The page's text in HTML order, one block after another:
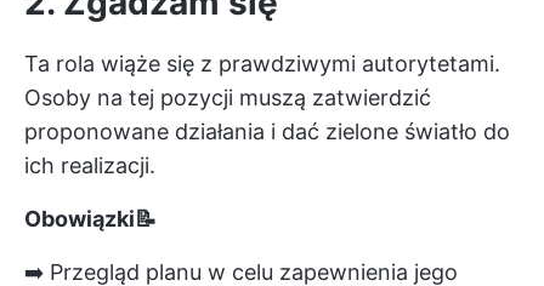
Ta rola wiąże się z prawdziwymi autorytetami.
Osoby na tej pozycji muszą zatwierdzić
proponowane działania i dać zielone światło do
ich realizacji.
Obowiązki📝
➡️ Przegląd planu w celu zapewnienia jego